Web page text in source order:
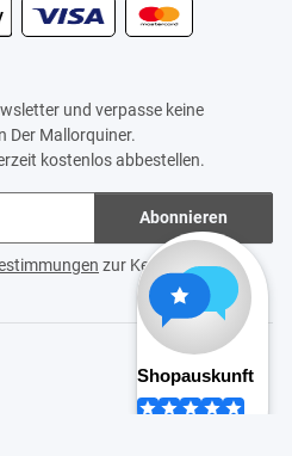
und verpasse keine
Der Mallorquiner.
kostenlos abbestellen.
Abonnieren
zur Kenntnis